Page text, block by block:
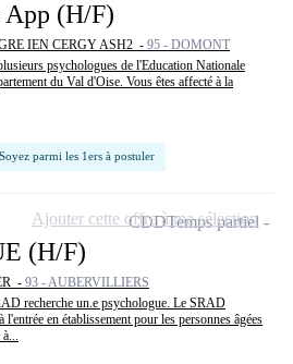
App (H/F)
IEN CERGY ASH2 - 95 - DOMONT
psychologues de l'Education Nationale
du Val d'Oise. Vous êtes affecté à la
Soyez parmi les 1ers à postuler
(H/F)
- 93 - AUBERVILLIERS
recherche un.e psychologue. Le SRAD
en établissement pour les personnes âgées
CDDTemps partiel
Ajouter cette offre à ma sélection